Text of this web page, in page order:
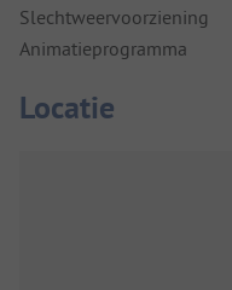
Slechtweervoorziening
Animatieprogramma
Locatie